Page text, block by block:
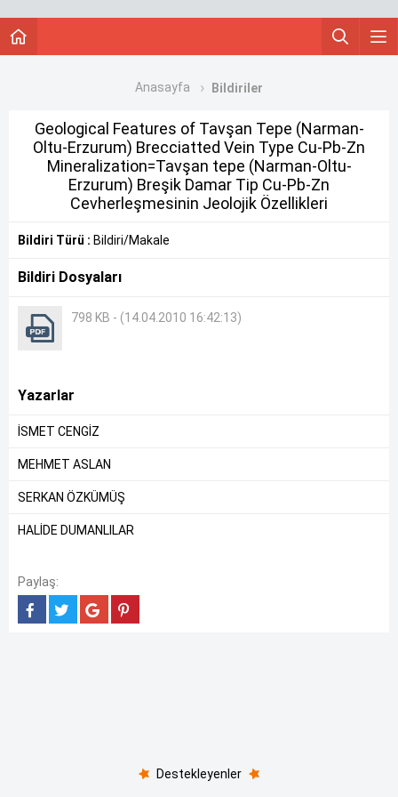
Anasayfa Bildiriler
Geological Features of Tavşan Tepe (Narman-
Oltu-Erzurum) Brecciatted Vein Type Cu-Pb-Zn
Mineralization=Tavşan tepe (Narman-Oltu-
Erzurum) Breşik Damar Tip Cu-Pb-Zn
Cevherleşmesinin Jeolojik Özellikleri
Bildiri Türü : Bildiri/Makale
Bildiri Dosyaları
798 KB - (14.04.2010 16:42:13)
Yazarlar
İSMET CENGİZ
MEHMET ASLAN
SERKAN ÖZKÜMÜŞ
HALİDE DUMANLILAR
Paylaş:
Destekleyenler